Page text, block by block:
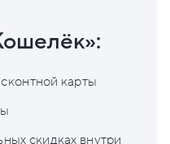
карты
скидках внутри